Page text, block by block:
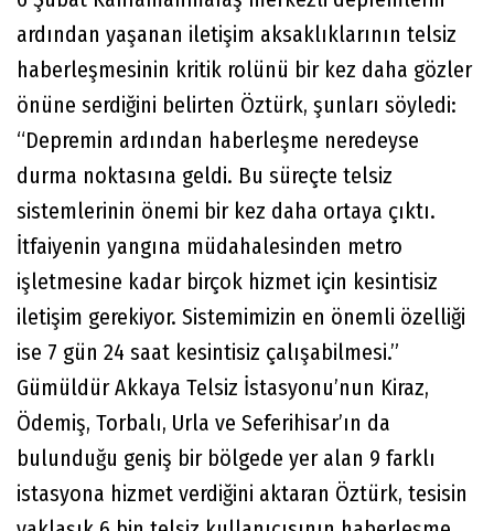
ardından yaşanan iletişim aksaklıklarının telsiz
haberleşmesinin kritik rolünü bir kez daha gözler
önüne serdiğini belirten Öztürk, şunları söyledi:
“Depremin ardından haberleşme neredeyse
durma noktasına geldi. Bu süreçte telsiz
sistemlerinin önemi bir kez daha ortaya çıktı.
İtfaiyenin yangına müdahalesinden metro
işletmesine kadar birçok hizmet için kesintisiz
iletişim gerekiyor. Sistemimizin en önemli özelliği
ise 7 gün 24 saat kesintisiz çalışabilmesi.”
Gümüldür Akkaya Telsiz İstasyonu’nun Kiraz,
Ödemiş, Torbalı, Urla ve Seferihisar’ın da
bulunduğu geniş bir bölgede yer alan 9 farklı
istasyona hizmet verdiğini aktaran Öztürk, tesisin